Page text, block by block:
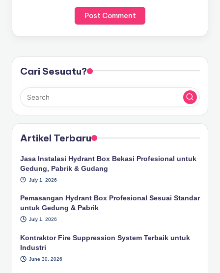
Cari Sesuatu?
Artikel Terbaru
Jasa Instalasi Hydrant Box Bekasi Profesional untuk
Gedung, Pabrik & Gudang
July 1, 2026
Pemasangan Hydrant Box Profesional Sesuai Standar
untuk Gedung & Pabrik
July 1, 2026
Kontraktor Fire Suppression System Terbaik untuk
Industri
June 30, 2026